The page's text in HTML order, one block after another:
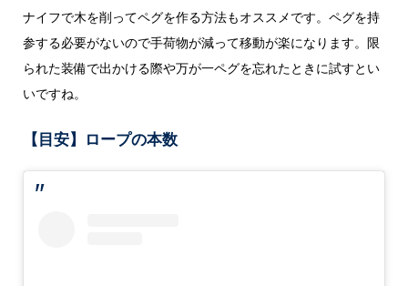
ナイフで木を削ってペグを作る方法もオススメです。ペグを持
参する必要がないので手荷物が減って移動が楽になります。限
られた装備で出かける際や万が一ペグを忘れたときに試すとい
いですね。
【目安】ロープの本数